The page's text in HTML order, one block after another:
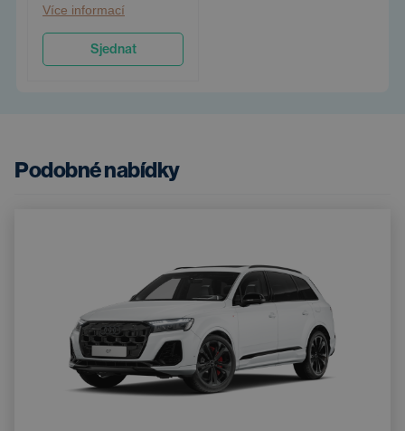
Více informací
Sjednat
Podobné nabídky